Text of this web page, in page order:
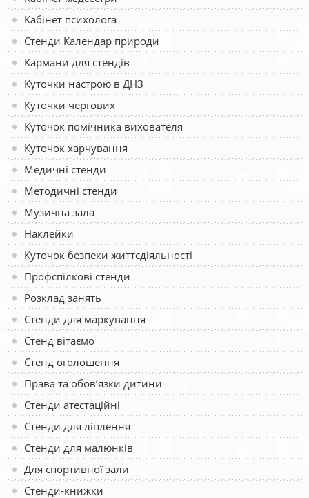
Кабінет психолога
Стенди Календар природи
Кармани для стендів
Куточки настрою в ДНЗ
Куточки чергових
Куточок помічника вихователя
Куточок харчування
Медичні стенди
Методичні стенди
Музична зала
Наклейки
Куточок безпеки життєдіяльності
Профспілкові стенди
Розклад занять
Стенди для маркування
Стенд вітаємо
Стенд оголошення
Права та обов’язки дитини
Стенди атестаційні
Стенди для ліплення
Стенди для малюнків
Для спортивної зали
Стенди-книжки